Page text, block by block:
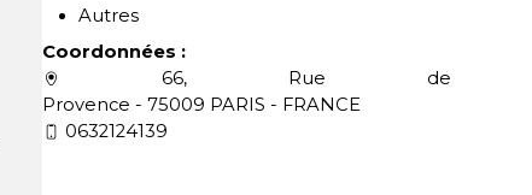
Autres
Coordonnées :
66, Rue de
Provence - 75009 PARIS - FRANCE
0632124139